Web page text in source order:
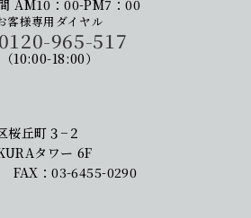
AM10：00-PM7：00
客様専用ダイヤル
965-517
（10:00-18:00）
桜丘町３−２
タワー 6F
：03-6455-0290